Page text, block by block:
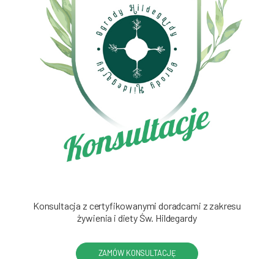
Konsultacja z certyfikowanymi doradcami z zakresu
żywienia i diety Św. Hildegardy
ZAMÓW KONSULTACJĘ